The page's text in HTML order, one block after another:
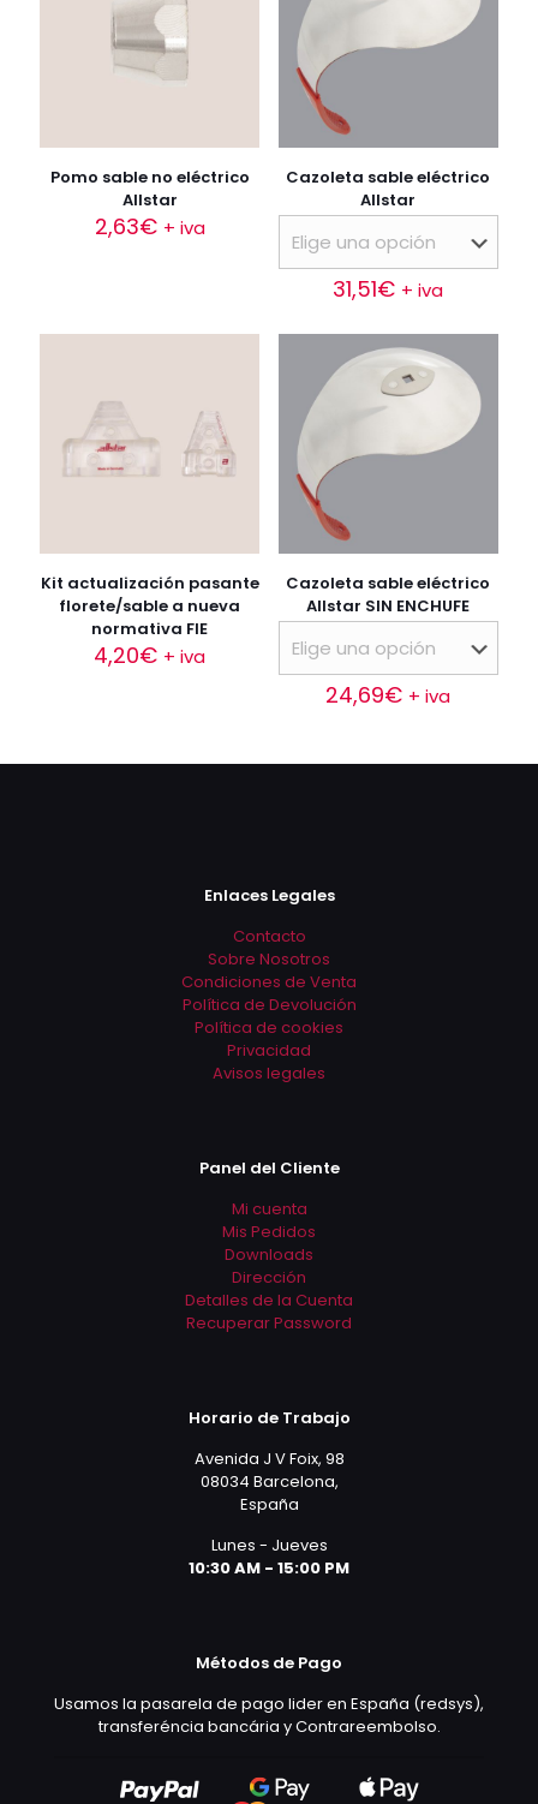
Pomo sable no eléctrico
Allstar
2,63€ + iva
Cazoleta sable eléctrico
Allstar
31,51€ + iva
producto
tiene
múltiples
opciones
página
de
producto
Kit actualización pasante
florete/sable a nueva
normativa FIE
4,20€ + iva
Cazoleta sable eléctrico
Allstar SIN ENCHUFE
24,69€ + iva
tiene
Enlaces Legales
Contacto
Sobre Nosotros
Condiciones de Venta
Política de Devolución
Política de cookies
Privacidad
Avisos legales
Panel del Cliente
Mi cuenta
Mis Pedidos
Downloads
Dirección
Detalles de la Cuenta
Recuperar Password
Horario de Trabajo
Avenida J V Foix, 98
08034 Barcelona,
España
Lunes - Jueves
10:30 AM - 15:00 PM
Métodos de Pago
Usamos la pasarela de pago lider en España (redsys),
transferéncia bancária y Contrareembolso.